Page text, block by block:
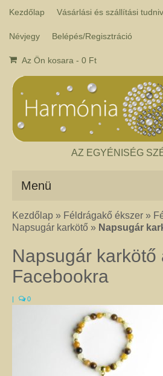
Kezdőlap Vásárlási és szállítási
Névjegy Belépés/Regisztráció
Az Ön kosara - 0 Ft
AZ EGYÉNISÉG
Menü
Csakra ékszer
A kézműves csakra ékszer ásványai
ékszerben minden csakrához tartozik egy
határozza meg, hogy melyik csakrához
a Gyökércsakra harmonizálásához a gránátot
szerint jó hatással van a citrin, a kalcit, és sárga
vannak kivételek, amikor az adott csakrához két
Ilyen pl. a Szívcsakra, amelyhez a zöld
rózsakvarc, a szeretet kristály. A csakrák leírását
Féldrágakő ékszer
Kezdőlap » Féldrágakő ékszer »
Napsugár karkötő » Napsugár
Napsugár karkötő
Facebookra
0